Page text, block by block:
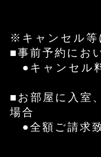
※キャンセル等
■事前予約にお
●キャンセル
■お部屋に入室
場合
●全額ご請求